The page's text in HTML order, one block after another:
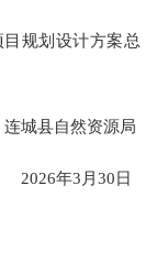
规划设计方案总
县自然资源局
年3月30日